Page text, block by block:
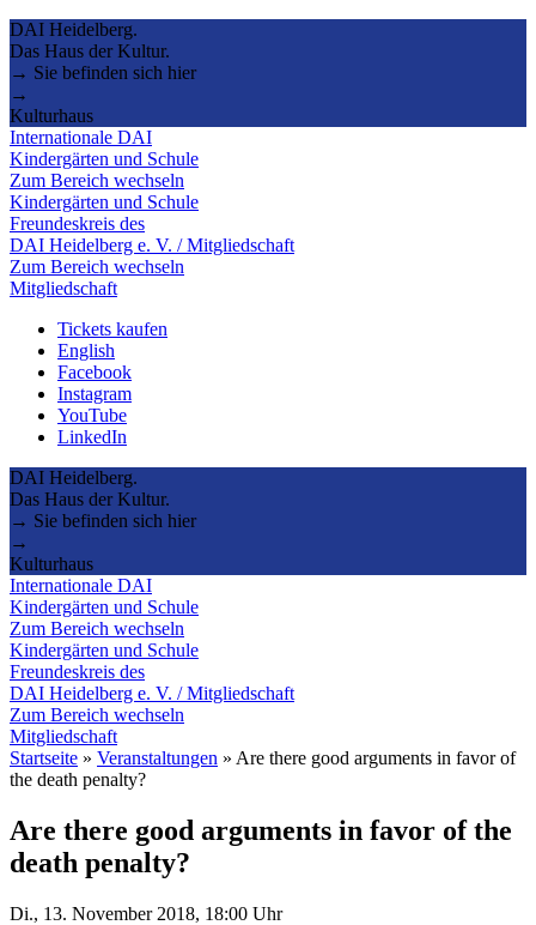
DAI Heidelberg.
Das Haus der Kultur.
→ Sie befinden sich hier
→
Kulturhaus
Internationale DAI
Kindergärten und Schule
Zum Bereich wechseln
Kindergärten und Schule
Freundeskreis des
DAI Heidelberg e. V. / Mitgliedschaft
Zum Bereich wechseln
Mitgliedschaft
Tickets kaufen
English
Facebook
Instagram
YouTube
LinkedIn
DAI Heidelberg.
Das Haus der Kultur.
→ Sie befinden sich hier
→
Kulturhaus
Internationale DAI
Kindergärten und Schule
Zum Bereich wechseln
Kindergärten und Schule
Freundeskreis des
DAI Heidelberg e. V. / Mitgliedschaft
Zum Bereich wechseln
Mitgliedschaft
Startseite » Veranstaltungen » Are there good arguments in favor of
the death penalty?
Are there good arguments in favor of the
death penalty?
Di., 13. November 2018, 18:00 Uhr